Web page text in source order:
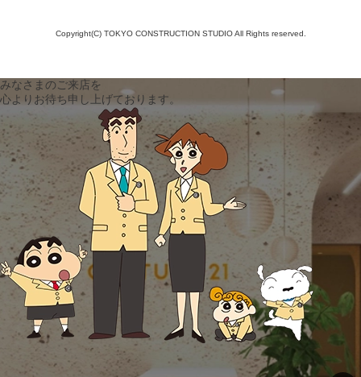
Copyright(C) TOKYO CONSTRUCTION STUDIO All Rights reserved.
みなさまのご来店を
心よりお待ち申し上げております。